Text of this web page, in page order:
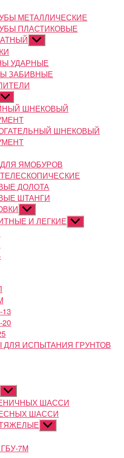
МЕТАЛЛИЧЕСКИЕ
ПЛАСТИКОВЫЕ
Показывать
подменю
УДАРНЫЕ
ЗАБИВНЫЕ
Показывать
подменюШНЕКОВЫЙ
ШНЕКОВЫЙ
ЯМОБУРОВ
ДОЛОТА
ШТАНГИ
Показывать
подменю
И ЛЕГКИЕ Показывать
подменю
ИСПЫТАНИЯ ГРУНТОВ
Показывать
подменю
ШАССИ
ШАССИ
Показывать
подменю
7М